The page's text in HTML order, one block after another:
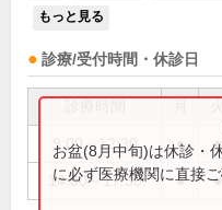
もっと見る
診療/受付時間・休診日
9:00～12:30 ● ●
14:00～17:30 ● ●
お盆(8月中旬)は休診・
に必ず医療機関に直接ご